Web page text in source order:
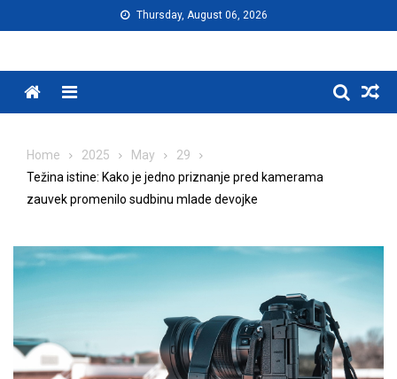
to
Thursday, August 06, 2026
Menu
Home 2025 May
29
Težina istine: Kako je jedno priznanje pred kamerama
zauvek promenilo sudbinu mlade devojke